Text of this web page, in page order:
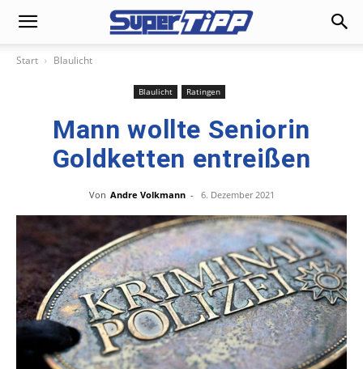
Start Blaulicht
Blaulicht Ratingen
Mann wollte Seniorin
Goldketten entreißen
Von Andre Volkmann - 6. Dezember 2021